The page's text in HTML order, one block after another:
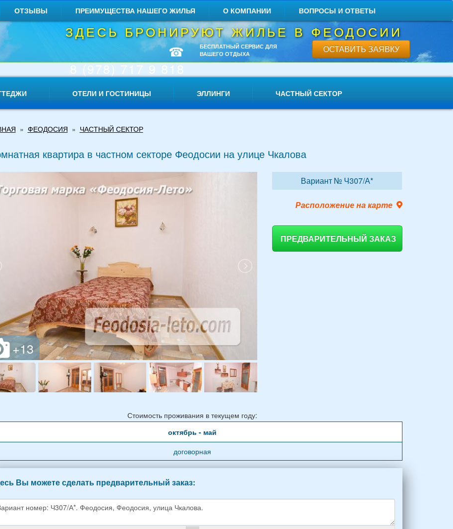
ОТЗЫВЫ ПРЕИМУЩЕСТВА НАШЕГО ЖИЛЬЯ О КОМПАНИИ ВОПРОСЫ И ОТВЕТЫ
ЗДЕСЬ БРОНИРУЮТ ЖИЛЬЕ В ФЕОДОСИИ
☎
8 (978) 717 9 818
БЕСПЛАТНЫЙ СЕРВИС ДЛЯ
ВАШЕГО ОТДЫХА
ОСТАВИТЬ ЗАЯВКУ
ОТЕЛИ И ГОСТИНИЦЫ ЭЛЛИНГИ ЧАСТНЫЙ СЕКТОР
» ФЕОДОСИЯ » ЧАСТНЫЙ СЕКТОР
квартира в частном секторе Феодосии на улице Чкалова
Вариант № Ч307/А*
Расположение на карте
ПРЕДВАРИТЕЛЬНЫЙ ЗАКАЗ
Стоимость проживания в текущем году:
октябрь - май
договорная
Вы можете сделать предварительный заказ: